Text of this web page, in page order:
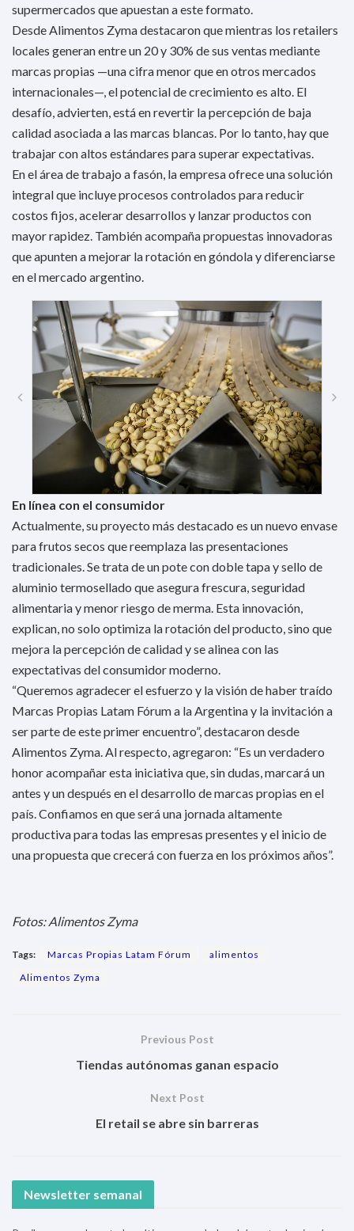
supermercados que apuestan a este formato.
Desde Alimentos Zyma destacaron que mientras los retailers
locales generan entre un 20 y 30% de sus ventas mediante
marcas propias —una cifra menor que en otros mercados
internacionales—, el potencial de crecimiento es alto. El
desafío, advierten, está en revertir la percepción de baja
calidad asociada a las marcas blancas. Por lo tanto, hay que
trabajar con altos estándares para superar expectativas.
En el área de trabajo a fasón, la empresa ofrece una solución
integral que incluye procesos controlados para reducir
costos fijos, acelerar desarrollos y lanzar productos con
mayor rapidez. También acompaña propuestas innovadoras
que apunten a mejorar la rotación en góndola y diferenciarse
en el mercado argentino.
En línea con el consumidor
Actualmente, su proyecto más destacado es un nuevo envase
para frutos secos que reemplaza las presentaciones
tradicionales. Se trata de un pote con doble tapa y sello de
aluminio termosellado que asegura frescura, seguridad
alimentaria y menor riesgo de merma. Esta innovación,
explican, no solo optimiza la rotación del producto, sino que
mejora la percepción de calidad y se alinea con las
expectativas del consumidor moderno.
“Queremos agradecer el esfuerzo y la visión de haber traído
Marcas Propias Latam Fórum a la Argentina y la invitación a
ser parte de este primer encuentro”, destacaron desde
Alimentos Zyma. Al respecto, agregaron: “Es un verdadero
honor acompañar esta iniciativa que, sin dudas, marcará un
antes y un después en el desarrollo de marcas propias en el
país. Confiamos en que será una jornada altamente
productiva para todas las empresas presentes y el inicio de
una propuesta que crecerá con fuerza en los próximos años”.
Fotos: Alimentos Zyma
Tags: Marcas Propias Latam Fórum
alimentos
Alimentos Zyma
Previous Post
Tiendas autónomas ganan espacio
Next Post
El retail se abre sin barreras
Newsletter semanal